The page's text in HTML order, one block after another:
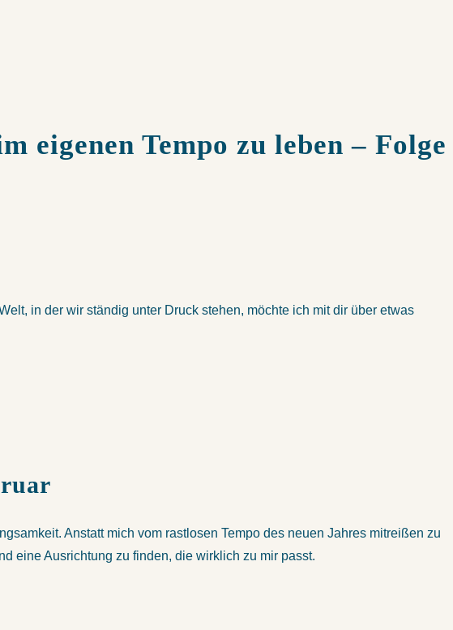
eigenen Tempo zu leben – Folge
in der wir ständig unter Druck stehen, möchte ich mit dir über etwas
Anstatt mich vom rastlosen Tempo des neuen Jahres mitreißen zu
eine Ausrichtung zu finden, die wirklich zu mir passt.